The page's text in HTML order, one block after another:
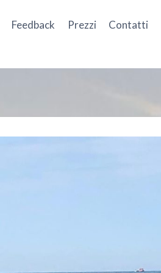
Feedback Prezzi Contatti